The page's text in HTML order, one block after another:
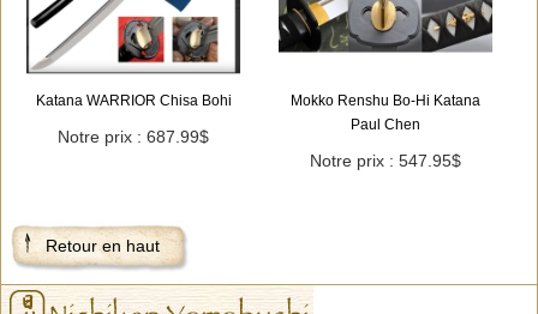
Katana WARRIOR Chisa Bohi
Notre prix : 687.99$
Mokko Renshu Bo-Hi Katana
Paul Chen
Notre prix : 547.95$
Retour en haut